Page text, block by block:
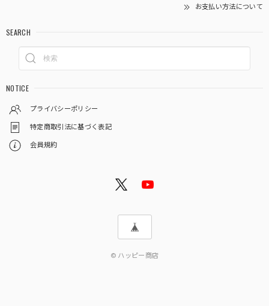
お支払い方法について
SEARCH
NOTICE
プライバシーポリシー
特定商取引法に基づく表記
会員規約
© ハッピー商店